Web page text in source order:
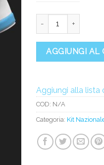
AGGIUNGI AL
Aggiungi alla lista
COD: N/A
Categoria: Kit